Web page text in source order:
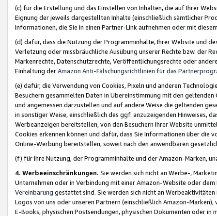
(c) für die Erstellung und das Einstellen von Inhalten, die auf Ihrer
Eignung der jeweils dargestellten Inhalte (einschließlich sämtlicher
Informationen, die Sie in einen Partner-Link aufnehmen oder mit
(d) dafür, dass die Nutzung der Programminhalte, Ihrer Website und
Verletzung oder missbräuchliche Ausübung unserer Rechte bzw. der
Markenrechte, Datenschutzrechte, Veröffentlichungsrechte oder
Einhaltung derAmazon Anti-Fälschungsrichtlinien für das
(e) dafür, die Verwendung von Cookies, Pixeln und anderen
Besuchern gesammelten Daten in Übereinstimmung mit den
und angemessen darzustellen und auf andere Weise die geltenden
in sonstiger Weise, einschließlich des ggf. anzuzeigenden Hinweises,
Werbeanzeigen bereitstellen, von den Besuchern Ihrer Website
Cookies erkennen können und dafür, dass Sie Informationen über die
Online-Werbung bereitstellen, soweit nach den anwendbaren
(f) für Ihre Nutzung, der Programminhalte und der Amazon-Marken,
4. Werbeeinschränkungen. Sie werden sich nicht an Werbe-,
Unternehmen oder in Verbindung mit einer Amazon-Website oder
Vereinbarung gestattet sind. Sie werden sich nicht an
Logos von uns oder unseren Partnern (einschließlich Amazon-
E-Books, physischen Postsendungen, physischen Dokumenten oder in